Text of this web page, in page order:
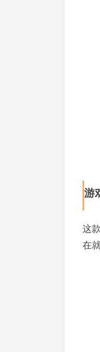
游
这
在